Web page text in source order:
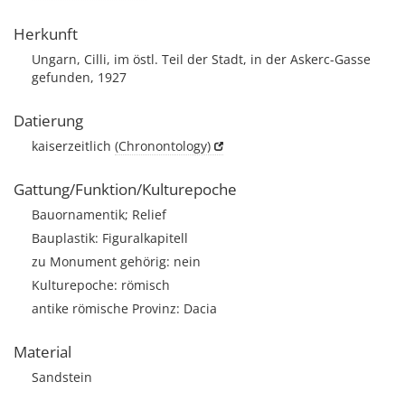
Herkunft
Ungarn, Cilli, im östl. Teil der Stadt, in der Askerc-Gasse
gefunden, 1927
Datierung
kaiserzeitlich (Chronontology)
Gattung/Funktion/Kulturepoche
Bauornamentik; Relief
Bauplastik: Figuralkapitell
zu Monument gehörig: nein
Kulturepoche: römisch
antike römische Provinz: Dacia
Material
Sandstein